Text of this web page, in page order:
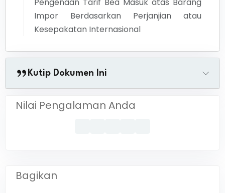
Impor Berdasarkan Perjanjian atau
Kesepakatan Internasional
Kutip Dokumen Ini
Nilai Pengalaman Anda
Bagikan